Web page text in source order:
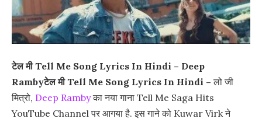
टेल मी Tell Me Song Lyrics In Hindi – Deep
Rambyटेल मी Tell Me Song Lyrics In Hindi –लो जी
मित्रो, Deep Rambyका नया गाना Tell Me Saga Hits
YouTube Channel पर आगया है. इस गाने को Kuwar Virk ने